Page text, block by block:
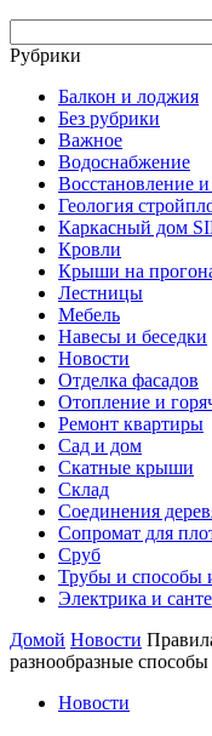
Рубрики
Балкон и лоджия
Без рубрики
Важное
Водоснабжение
Восстановление
Геология
Каркасный дом
Кровли
Крыши на
Лестницы
Мебель
Навесы и беседки
Новости
Отделка фасадов
Отопление и
Ремонт квартиры
Сад и дом
Скатные крыши
Склад
Соединения
Сопромат для
Сруб
Трубы и способы
Электрика и
Домой Новости
разнообразные
Новости